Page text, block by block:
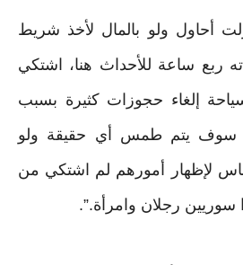
أحاول ولو بالمال لأخذ شريط
ربع ساعة للأحداث هنا، اشتكي
إلغاء حجوزات كثيرة بسبب
سوف يتم طمس أي حقيقة ولو
لإظهار أمورهم لم اشتكي من
سوريين رجلان وامرأة.”.